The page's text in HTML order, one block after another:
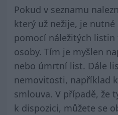
Pokud v seznamu
který už nežije, je
pomocí náležitých
osoby. Tím je myšlen
nebo úmrtní list. Dále
nemovitosti, například
smlouva. V případě, že
k dispozici, můžete se